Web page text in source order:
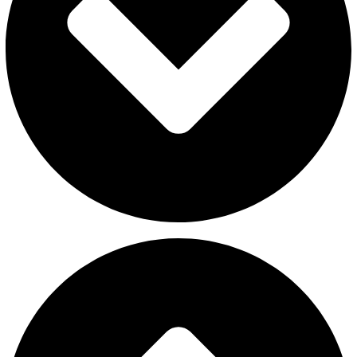
Controlar la cantidad para evitar el sobrepeso
Siempre deben tener acceso a agua fresca y limpia.